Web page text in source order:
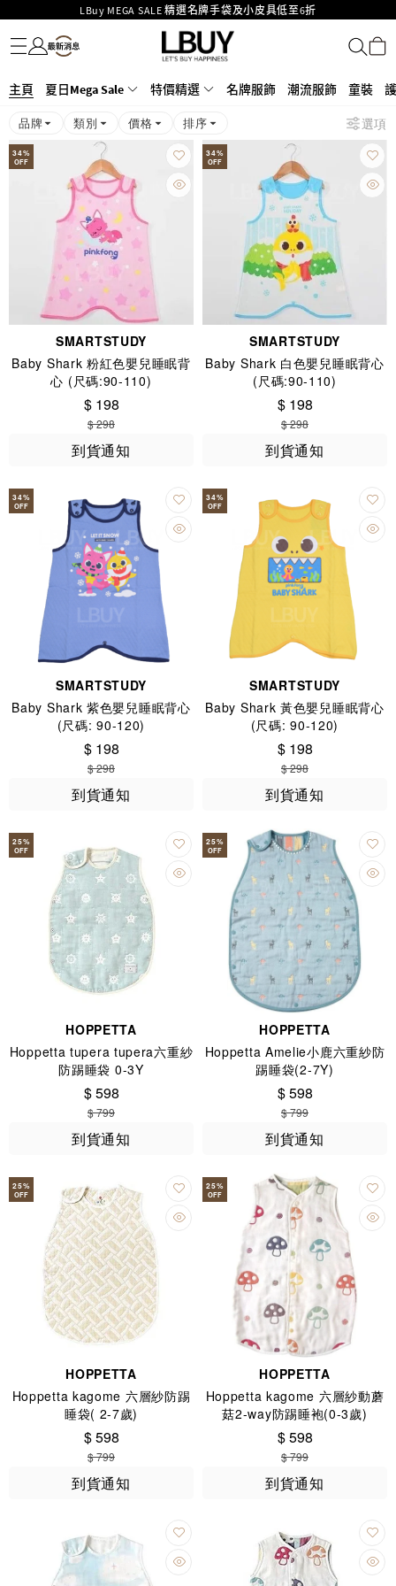
Goyard Hobo / Hobo Mini人氣限量特別版限時原價低至75折!
LBuy呈獻 - Hermès 及 Chanel 手袋及首飾原價低至6折，立即入手!
LBuy Nintendo Switch / Nintendo Switch 2 正規商品零售店登陸MOKO 4樓
重要通告：銀行轉帳及轉數快付款注意事項
LBuy獲香港知識產權署頒發2026《正版正貨承諾》商標
名牌服飾
潮流服飾
童裝
護膚美妝
香水香薰
個人護理
母嬰護理
遊戲及精品玩具
文儀用品
家居生活
電子產品
美食
醫藥保健
運動與戶外用品
主頁 夏日Mega Sale 特價精選 名牌服飾 潮流服飾 童裝
品牌 類別 價格 排序 選項
34%
OFF
SMARTSTUDY
Baby Shark 粉紅色嬰兒睡眠背
心 (尺碼:90-110)
$ 198
$ 298
到貨通知
34%
OFF
SMARTSTUDY
Baby Shark 白色嬰兒睡眠背心
(尺碼:90-110)
$ 198
$ 298
到貨通知
34%
OFF
SMARTSTUDY
Baby Shark 紫色嬰兒睡眠背心
(尺碼: 90-120)
$ 198
$ 298
到貨通知
34%
OFF
SMARTSTUDY
Baby Shark 黃色嬰兒睡眠背心
(尺碼: 90-120)
$ 198
$ 298
到貨通知
25%
OFF
HOPPETTA
Hoppetta tupera tupera六重紗
防踢睡袋 0-3Y
$ 598
$ 799
到貨通知
25%
OFF
HOPPETTA
Hoppetta Amelie小鹿六重紗防
踢睡袋(2-7Y)
$ 598
$ 799
到貨通知
25%
OFF
HOPPETTA
Hoppetta kagome 六層紗防踢
睡袋( 2-7歲)
$ 598
$ 799
到貨通知
25%
OFF
HOPPETTA
Hoppetta kagome 六層紗動蘑
菇2-way防踢睡袍(0-3歲)
$ 598
$ 799
到貨通知